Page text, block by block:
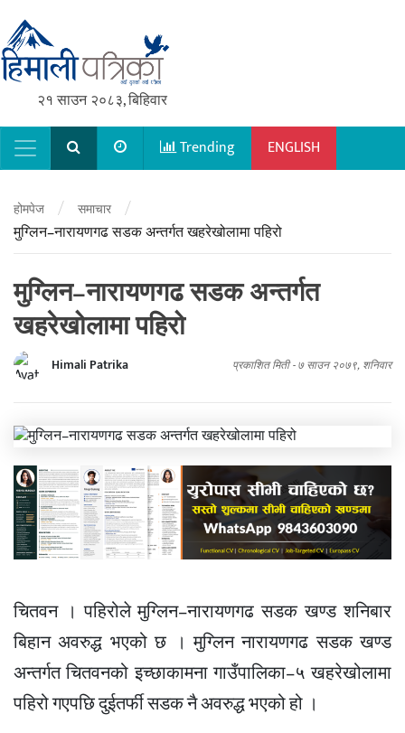
२१ साउन २०८३, बिहिवार
Main NavigationTrending ENGLISH
होमपेज / समाचार /
मुग्लिन–नारायणगढ सडक अन्तर्गत खहरेखोलामा पहिरो
मुग्लिन–नारायणगढ सडक अन्तर्गत
खहरेखोलामा पहिरो
Himali Patrika प्रकाशित मिती - ७ साउन २०७९, शनिवार
चितवन । पहिरोले मुग्लिन–नारायणगढ सडक खण्ड शनिबार
बिहान अवरुद्ध भएको छ । मुग्लिन नारायणगढ सडक खण्ड
अन्तर्गत चितवनको इच्छाकामना गाउँपालिका–५ खहरेखोलामा
पहिरो गएपछि दुईतर्फी सडक नै अवरुद्ध भएको हो ।